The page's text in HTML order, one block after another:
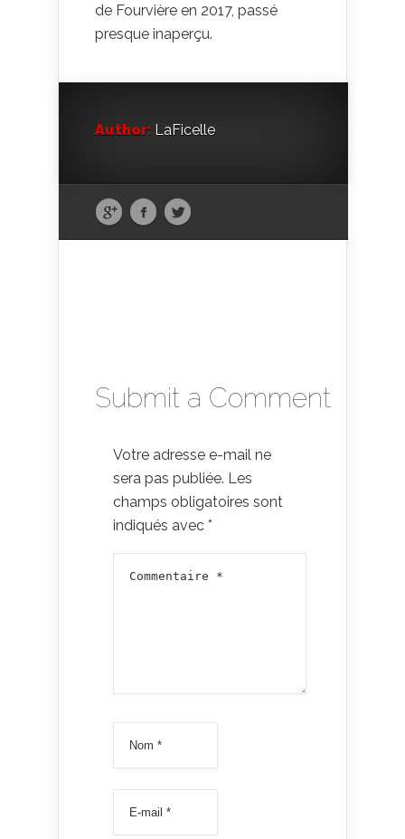
de Fourvière en 2017, passé
presque inaperçu.
Author: LaFicelle
Submit a Comment
Votre adresse e-mail ne
sera pas publiée. Les
champs obligatoires sont
indiqués avec *